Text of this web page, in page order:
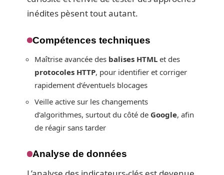
inédites pèsent tout autant.
Compétences techniques
Maîtrise avancée des balises HTML et des
protocoles HTTP, pour identifier et corriger
rapidement d’éventuels blocages
Veille active sur les changements
d’algorithmes, surtout du côté de Google, afin
de réagir sans tarder
Analyse de données